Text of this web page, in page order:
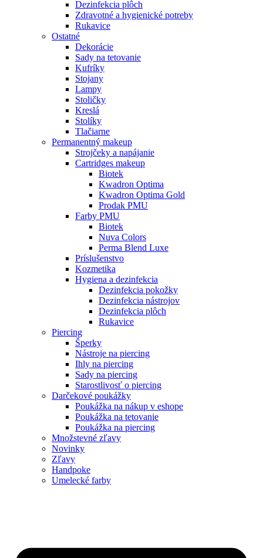
Dezinfekcia plôch
Zdravotné a hygienické potreby
Rukavice
Ostatné
Dekorácie
Sady na tetovanie
Kufríky
Stojany
Lampy
Stoličky
Kreslá
Stolíky
Tlačiarne
Permanentný makeup
Strojčeky a napájanie
Cartridges makeup
Biotek
Kwadron Optima
Kwadron Optima Gold
Prodak PMU
Farby PMU
Biotek
Nuva Colors
Perma Blend Luxe
Príslušenstvo
Kozmetika
Hygiena a dezinfekcia
Dezinfekcia pokožky
Dezinfekcia nástrojov
Dezinfekcia plôch
Rukavice
Piercing
Šperky
Nástroje na piercing
Ihly na piercing
Sady na piercing
Starostlivosť o piercing
Darčekové poukážky
Poukážka na nákup v eshope
Poukážka na tetovanie
Poukážka na piercing
Množstevné zľavy
Novinky
Zľavy
Handpoke
Umelecké farby